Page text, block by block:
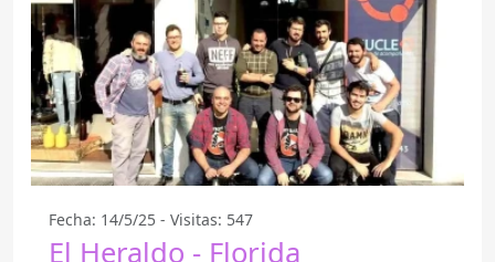
Fecha: 14/5/25 - Visitas: 547
El Heraldo - Florida